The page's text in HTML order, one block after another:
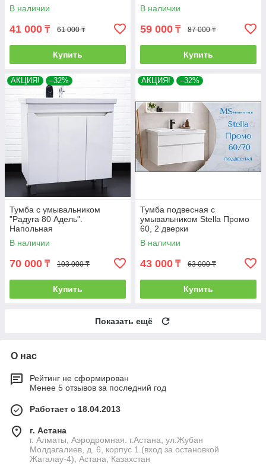
В наличии
41 000 ₸ 61 000 ₸
Купить
В наличии
59 000 ₸ 87 000 ₸
Купить
АКЦИЯ! –32%
Тумба с умывальником
"Радуга 80 Адель".
Напольная
В наличии
70 000 ₸ 103 000 ₸
Купить
АКЦИЯ! –32%
Тумба подвесная с
умывальником Stella Промо
60, 2 дверки
В наличии
43 000 ₸ 63 000 ₸
Купить
Показать ещё
О нас
Рейтинг не сформирован
Менее 5 отзывов за последний год
Работает с 18.04.2013
г. Астана
г. Алматы, Аэродромная. г.Астана, ул.Жубан
Молдагалиев, д. 6, корпус 1.(вход за остановкой
Жагалау-4), Астана, Казахстан